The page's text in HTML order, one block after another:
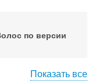
по версии
Показать все